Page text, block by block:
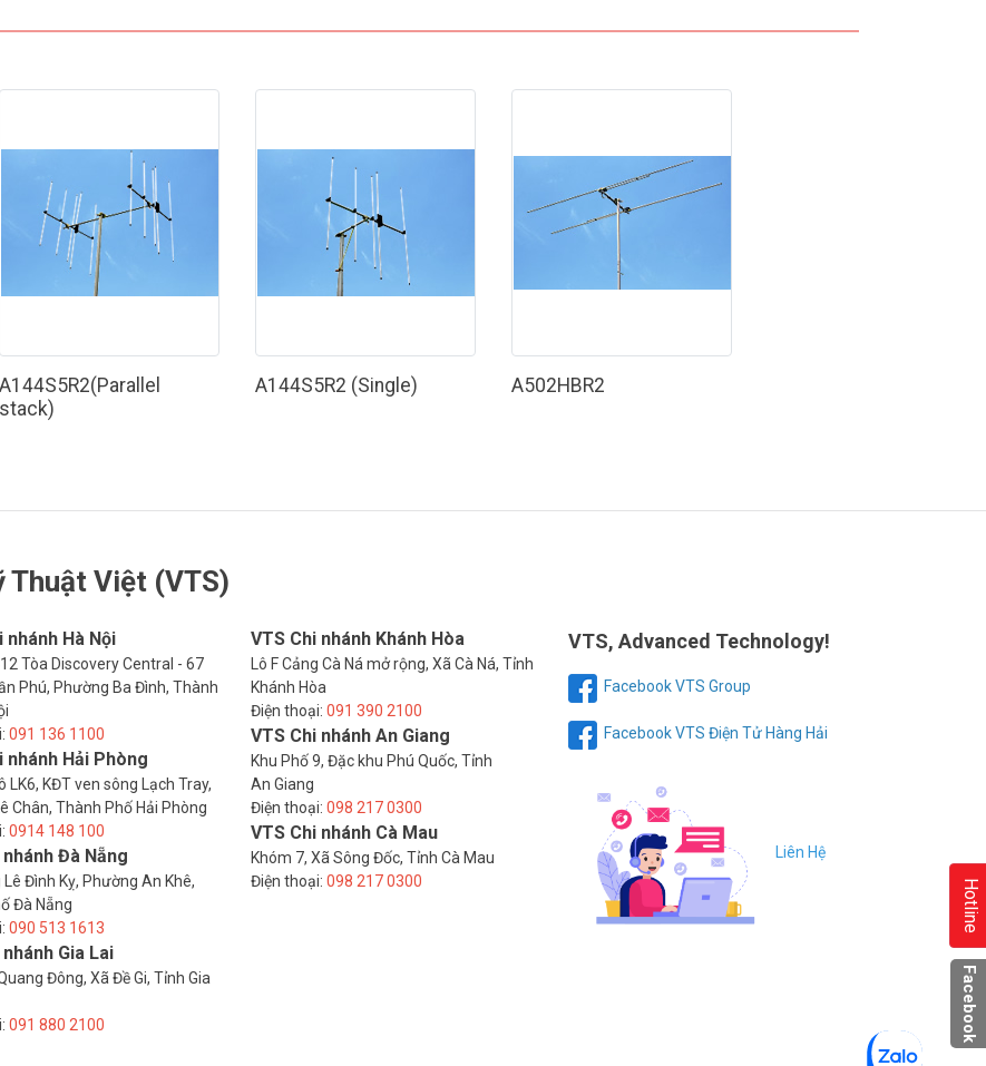
A144S5R2(Parallel
stack)
A144S5R2 (Single) A502HBR2
Thuật Việt (VTS)
nhánh Hà Nội
Tòa Discovery Central - 67
Phú, Phường Ba Đình, Thành
091 136 1100
nhánh Hải Phòng
LK6, KĐT ven sông Lạch Tray,
Chân, Thành Phố Hải Phòng
0914 148 100
Đà Nẵng
Đình Kỵ, Phường An Khê,
Đà Nẵng
090 513 1613
Gia Lai
Đông, Xã Đề Gi, Tỉnh Gia
091 880 2100
VTS Chi nhánh Khánh Hòa
Lô F Cảng Cà Ná mở rộng, Xã Cà Ná, Tỉnh
Khánh Hòa
Điện thoại: 091 390 2100
VTS Chi nhánh An Giang
Khu Phố 9, Đặc khu Phú Quốc, Tỉnh
An Giang
Điện thoại: 098 217 0300
VTS Chi nhánh Cà Mau
Khóm 7, Xã Sông Đốc, Tỉnh Cà Mau
Điện thoại: 098 217 0300
VTS, Advanced Technology!
Facebook VTS Group
Facebook VTS Điện Tử Hàng Hải
Liên Hệ
Hotline
Facebook